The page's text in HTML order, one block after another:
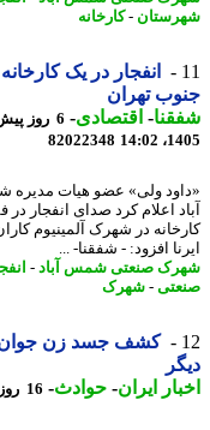
-کارخانه
انفجار در یک کارخانه
تهران
-اقتصادی-
82022348
ولی» عضو هیات مدیره
اعلام کرد صدای انفجار در
در شهرک آلمینیوم کاران
افزود: - شفقنا- ...
صنعتی شمس آباد- انفجار-
-شهرک
کشف جسد زن جوان در
ایران- حوادث -16 روز پیش - شنبه 3 مرداد 1405، 19:56